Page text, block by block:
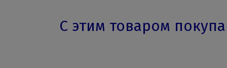
С этим товаром